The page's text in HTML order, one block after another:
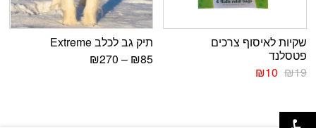
שקיות לאיסוף צרכים
פטסלנד
₪19
₪10
תיק גב לכלב Extreme
₪85
–
₪270
פתח סרגל נגישות